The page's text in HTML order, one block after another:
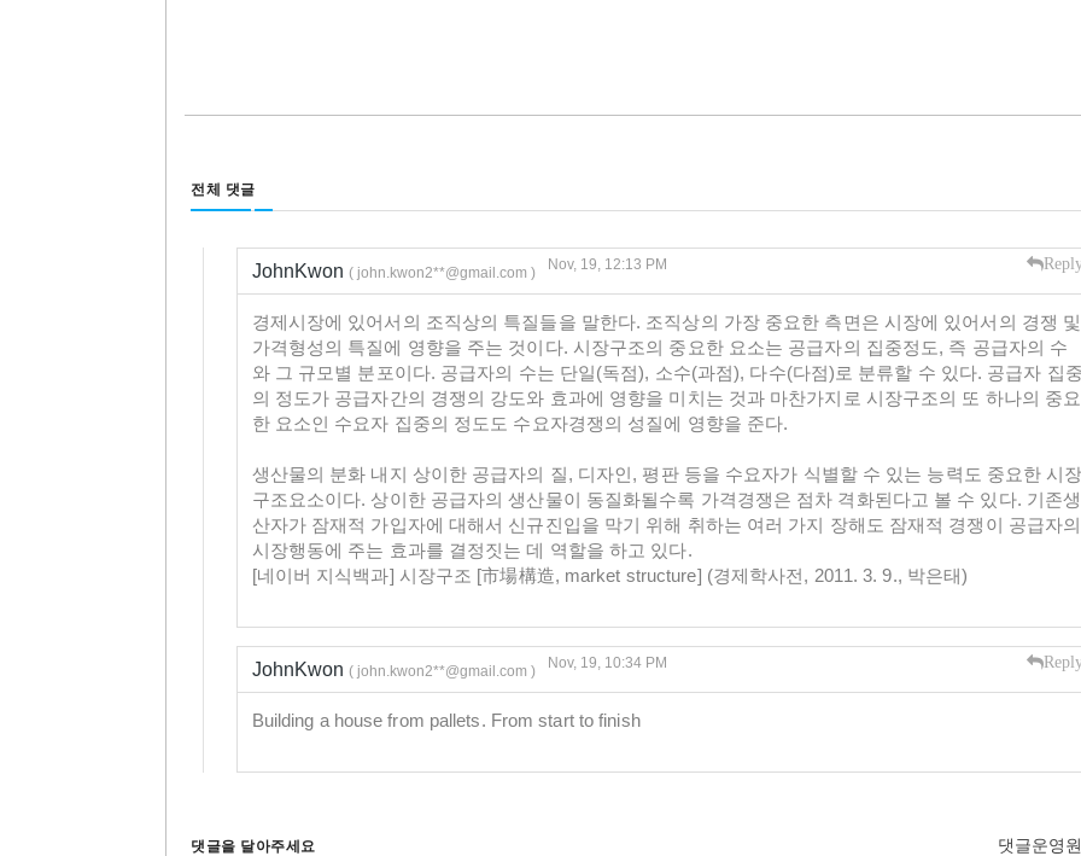
전체 댓글
JohnKwon ( john.kwon2**@gmail.com ) Nov, 19, 12:13 PM
경제시장에 있어서의 조직상의 특질들을 말한다. 조직상의 가장 중요한 측면은 시장에 있어서의 경쟁 및
가격형성의 특질에 영향을 주는 것이다. 시장구조의 중요한 요소는 공급자의 집중정도, 즉 공급자의 수
와 그 규모별 분포이다. 공급자의 수는 단일(독점), 소수(과점), 다수(다점)로 분류할 수 있다. 공급자 집중
의 정도가 공급자간의 경쟁의 강도와 효과에 영향을 미치는 것과 마찬가지로 시장구조의 또 하나의 중요
한 요소인 수요자 집중의 정도도 수요자경쟁의 성질에 영향을 준다.
생산물의 분화 내지 상이한 공급자의 질, 디자인, 평판 등을 수요자가 식별할 수 있는 능력도 중요한 시장
구조요소이다. 상이한 공급자의 생산물이 동질화될수록 가격경쟁은 점차 격화된다고 볼 수 있다. 기존생
산자가 잠재적 가입자에 대해서 신규진입을 막기 위해 취하는 여러 가지 장해도 잠재적 경쟁이 공급자의
시장행동에 주는 효과를 결정짓는 데 역할을 하고 있다.
[네이버 지식백과] 시장구조 [市場構造, market structure] (경제학사전, 2011. 3. 9., 박은태)
JohnKwon ( john.kwon2**@gmail.com ) Nov, 19, 10:34 PM
Building a house from pallets. From start to finish
댓글을 달아주세요 댓글운영